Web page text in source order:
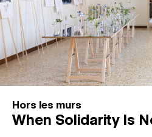
Hors les murs
When Solidarity Is